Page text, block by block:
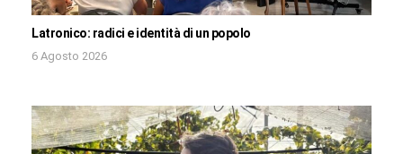
Latronico: radici e identità di un popolo
6 Agosto 2026